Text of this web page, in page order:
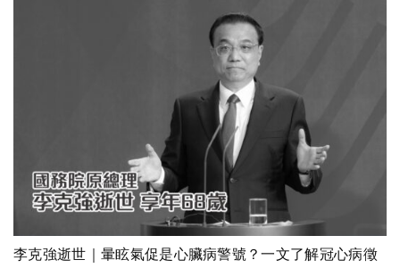
李克強逝世｜暈眩氣促是心臟病警號？一文了解冠心病徵